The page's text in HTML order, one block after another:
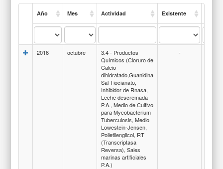
Año Mes Actividad Existente
2016 octubre
3.4 - Productos
Químicos (Cloruro de
Calcio
dihidratado,Guanidina
Sal Tiocianato,
Inhibidor de Rnasa,
Leche descremada
P.A., Medio de Cultivo
para Mycobacterium
Tuberculosis, Medio
Lowestein-Jensen,
Polietilenglicol, RT
(Transcriptasa
Reversa), Sales
marinas artificiales
P.A.)
-